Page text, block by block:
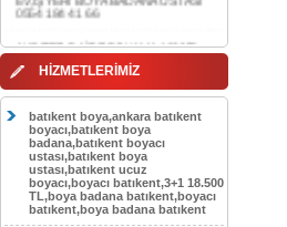
AKDERE DAİRE BOYAMA 1000TL
EV,İŞYERİ BOYA BADANA USTASI
CEBECİ DAİRE BOYAMA 1000TL
0554 184 41 66
HASKÖY DAİRE BOYAMA 1000TL
EV,İŞYERİ BOYA BADANA USTASI
0554 184 41 66
GÖLBAŞI DAİRE BOYAMA 1000TL
EV,İŞYERİ BOYA BADANA USTASI
0554 184 41 66
HİZMETLERİMİZ
batıkent boya,ankara batıkent
boyacı,batıkent boya
badana,batıkent boyacı
ustası,batıkent boya
ustası,batıkent ucuz
boyacı,boyacı batıkent,3+1 18.500
TL,boya badana batıkent,boyacı
batıkent,boya badana batıkent